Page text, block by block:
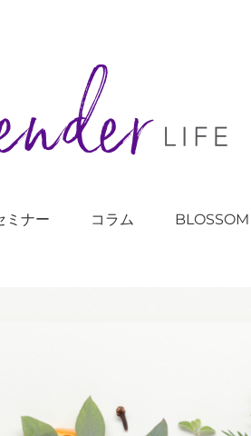
ミナー コラム BLOSSOM